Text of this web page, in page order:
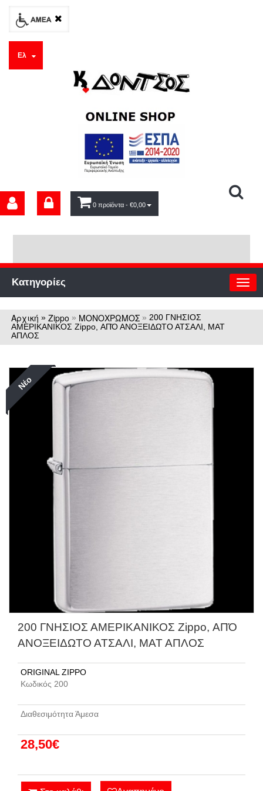
Ελ
0 προϊόντα - €0,00
Κατηγορίες
Αρχική » Zippo » ΜΟΝΟΧΡΩΜΟΣ » 200 ΓΝΗΣΙΟΣ
ΑΜΕΡΙΚΑΝΙΚΟΣ Zippo, ΑΠΌ ΑΝΟΞΕΙΔΩΤΟ ΑΤΣΑΛΙ, ΜΑΤ
ΑΠΛΟΣ
Νέο
200 ΓΝΗΣΙΟΣ ΑΜΕΡΙΚΑΝΙΚΟΣ Zippo, ΑΠΌ
ΑΝΟΞΕΙΔΩΤΟ ΑΤΣΑΛΙ, ΜΑΤ ΑΠΛΟΣ
ORIGINAL ZIPPO
Kωδικός 200
Διαθεσιμότητα Άμεσα
28,50€